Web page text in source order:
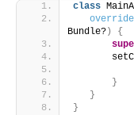
class
override
Bundle? )
{
}
}
}